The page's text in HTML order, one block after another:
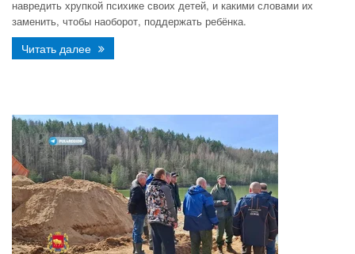
навредить хрупкой психике своих детей, и какими словами их
заменить, чтобы наоборот, поддержать ребёнка.
Читать далее